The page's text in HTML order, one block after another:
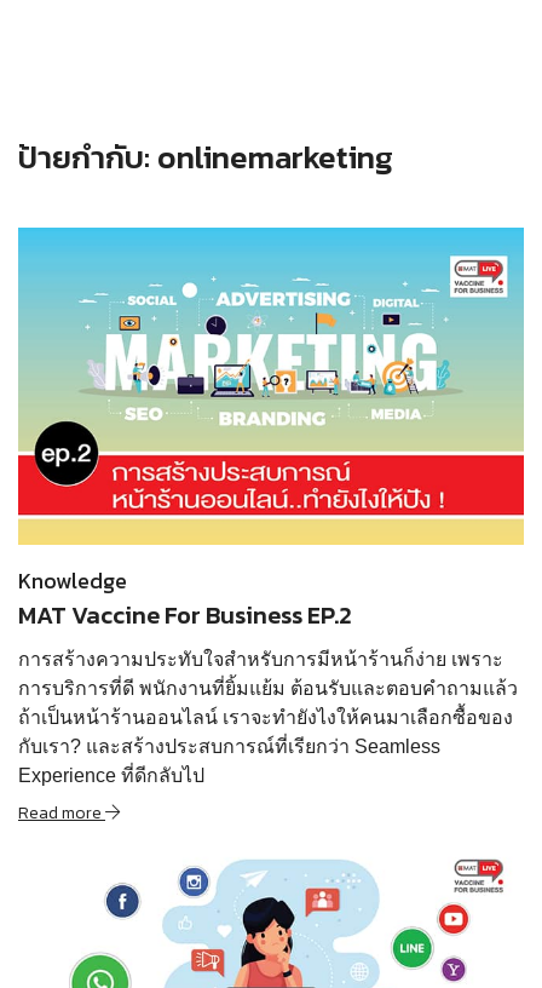
ป้ายกำกับ: onlinemarketing
Read more
Knowledge
MAT Vaccine For Business EP.2
การสร้างความประทับใจสำหรับการมีหน้าร้านก็ง่าย เพราะ
การบริการที่ดี พนักงานที่ยิ้มแย้ม ต้อนรับและตอบคำถามแล้ว
ถ้าเป็นหน้าร้านออนไลน์ เราจะทำยังไงให้คนมาเลือกซื้อของ
กับเรา? และสร้างประสบการณ์ที่เรียกว่า Seamless
Experience ที่ดีกลับไป
Read more